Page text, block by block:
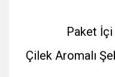
Paket
Çilek Aromalı